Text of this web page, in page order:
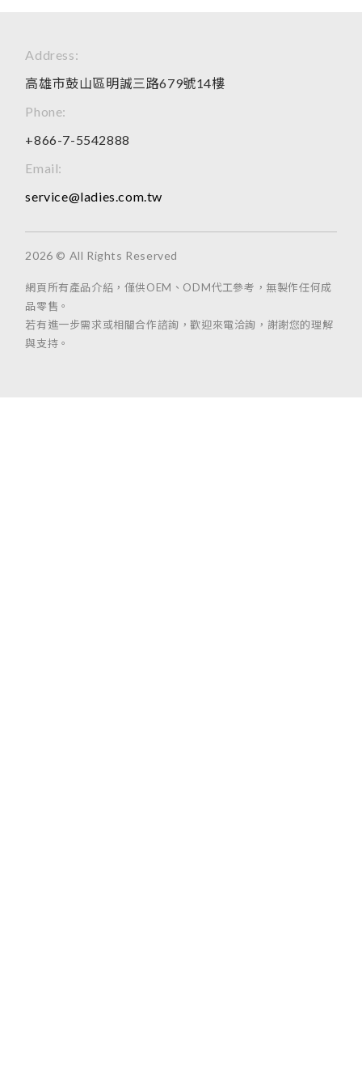
Address:
高雄市鼓山區明誠三路679號14樓
Phone:
+866-7-5542888
Email:
service@ladies.com.tw
2026 © All Rights Reserved
網頁所有產品介紹，僅供OEM、ODM代工參考，無製作任何成
品零售。
若有進一步需求或相關合作諮詢，歡迎來電洽詢，謝謝您的理解
與支持。